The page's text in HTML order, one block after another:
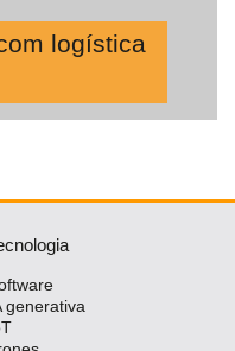
logística
generativa